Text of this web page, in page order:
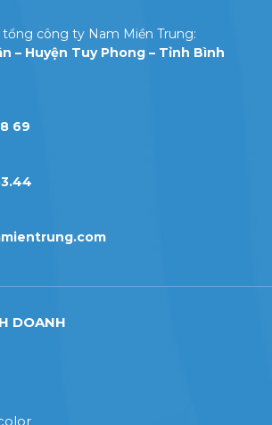
công ty Nam Miền Trung:
– Huyện Tuy Phong – Tỉnh Bình
69
DOANH